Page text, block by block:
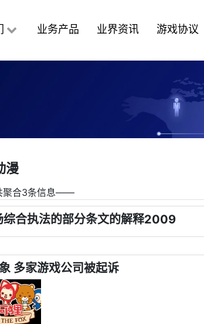
业务产品 业界资讯 游戏协议
漫
合3条信息――
综合执法的部分条文的解释2009
多家游戏公司被起诉